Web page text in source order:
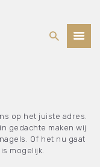
op het juiste adres.
gedachte maken wij
Of het nu gaat
mogelijk.